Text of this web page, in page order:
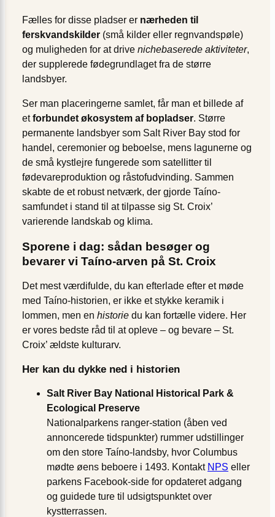
Fælles for disse pladser er nærheden til
ferskvandskilder (små kilder eller regnvandspøle)
og muligheden for at drive nichebaserede aktiviteter,
der supplerede fødegrundlaget fra de større
landsbyer.
Ser man placeringerne samlet, får man et billede af
etforbundet økosystem af bopladser. Større
permanente landsbyer som Salt River Bay stod for
handel, ceremonier og beboelse, mens lagunerne og
de små kystlejre fungerede som satellitter til
fødevareproduktion og råstofudvinding. Sammen
skabte de et robust netværk, der gjorde Taíno-
samfundet i stand til at tilpasse sig St. Croix’
varierende landskab og klima.
Sporene i dag: sådan besøger og
bevarer vi Taíno-arven på St. Croix
Det mest værdifulde, du kan efterlade efter et møde
med Taíno-historien, er ikke et stykke keramik i
lommen, men en historie du kan fortælle videre. Her
er vores bedste råd til at opleve – og bevare – St.
Croix’ ældste kulturarv.
Her kan du dykke ned i historien
Salt River Bay National Historical Park &
Ecological Preserve
Nationalparkens ranger-station (åben ved
annoncerede tidspunkter) rummer udstillinger
om den store Taíno-landsby, hvor Columbus
mødte øens beboere i 1493. Kontakt NPS eller
parkens Facebook-side for opdateret adgang
og guidede ture til udsigtspunktet over
kystterrassen.